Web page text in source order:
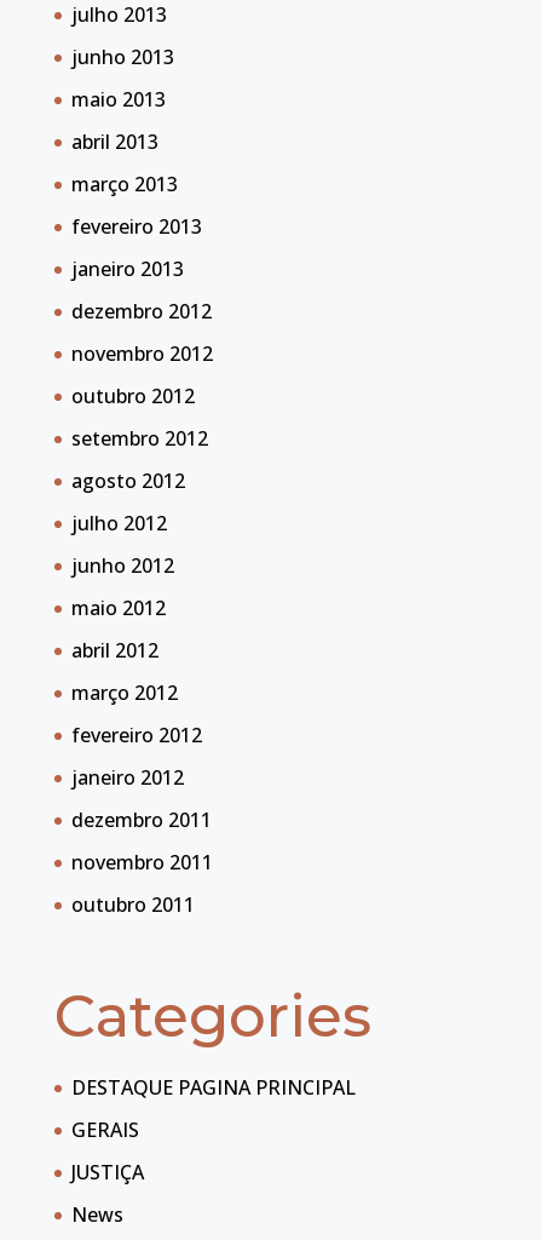
julho 2013
junho 2013
maio 2013
abril 2013
março 2013
fevereiro 2013
janeiro 2013
dezembro 2012
novembro 2012
outubro 2012
setembro 2012
agosto 2012
julho 2012
junho 2012
maio 2012
abril 2012
março 2012
fevereiro 2012
janeiro 2012
dezembro 2011
novembro 2011
outubro 2011
Categories
DESTAQUE PAGINA PRINCIPAL
GERAIS
JUSTIÇA
News